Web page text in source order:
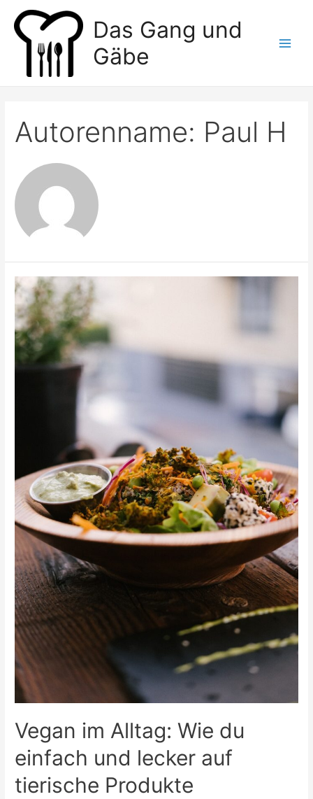
Inhalt
springen
Das Gang und
Gäbe
Autorenname: Paul H
Vegan im Alltag: Wie du
einfach und lecker auf
tierische Produkte